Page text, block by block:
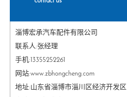
淄博宏承汽车配件有限公司
联系人:张经理
手机:13355252261
网站:www.zbhongcheng.com
地址:山东省淄博市淄川区经济开发区